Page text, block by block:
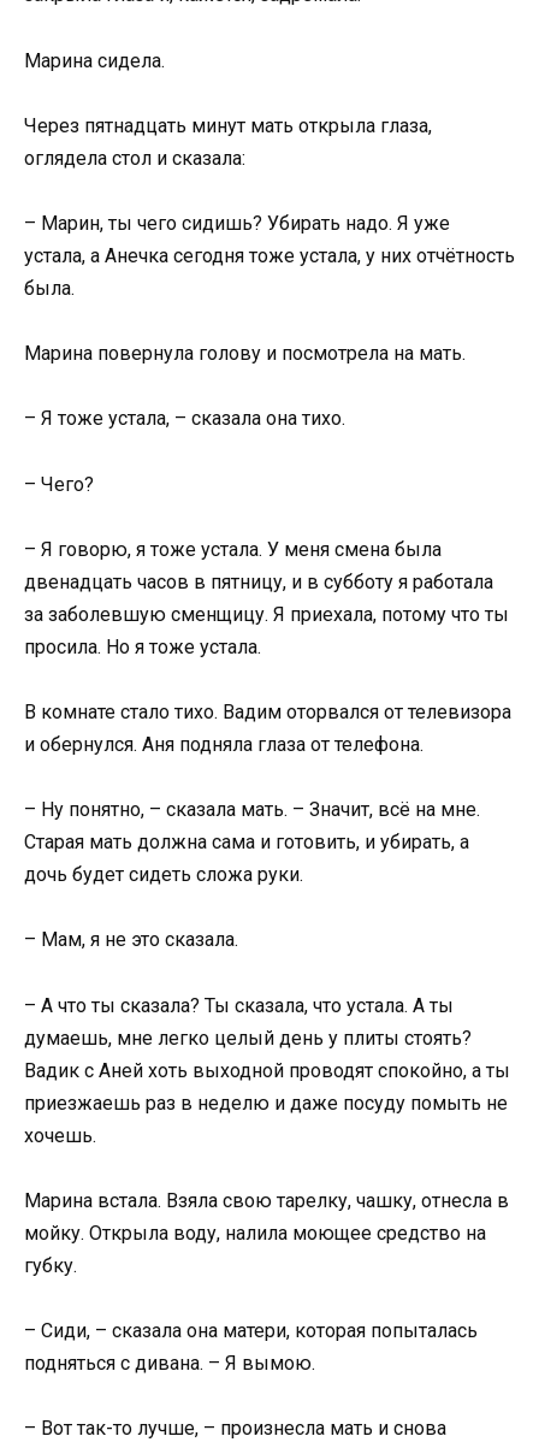
Марина сидела.
Через пятнадцать минут мать открыла глаза,
оглядела стол и сказала:
– Марин, ты чего сидишь? Убирать надо. Я уже
устала, а Анечка сегодня тоже устала, у них отчётность
была.
Марина повернула голову и посмотрела на мать.
– Я тоже устала, – сказала она тихо.
– Чего?
– Я говорю, я тоже устала. У меня смена была
двенадцать часов в пятницу, и в субботу я работала
за заболевшую сменщицу. Я приехала, потому что ты
просила. Но я тоже устала.
В комнате стало тихо. Вадим оторвался от телевизора
и обернулся. Аня подняла глаза от телефона.
– Ну понятно, – сказала мать. – Значит, всё на мне.
Старая мать должна сама и готовить, и убирать, а
дочь будет сидеть сложа руки.
– Мам, я не это сказала.
– А что ты сказала? Ты сказала, что устала. А ты
думаешь, мне легко целый день у плиты стоять?
Вадик с Аней хоть выходной проводят спокойно, а ты
приезжаешь раз в неделю и даже посуду помыть не
хочешь.
Марина встала. Взяла свою тарелку, чашку, отнесла в
мойку. Открыла воду, налила моющее средство на
губку.
– Сиди, – сказала она матери, которая попыталась
подняться с дивана. – Я вымою.
– Вот так-то лучше, – произнесла мать и снова